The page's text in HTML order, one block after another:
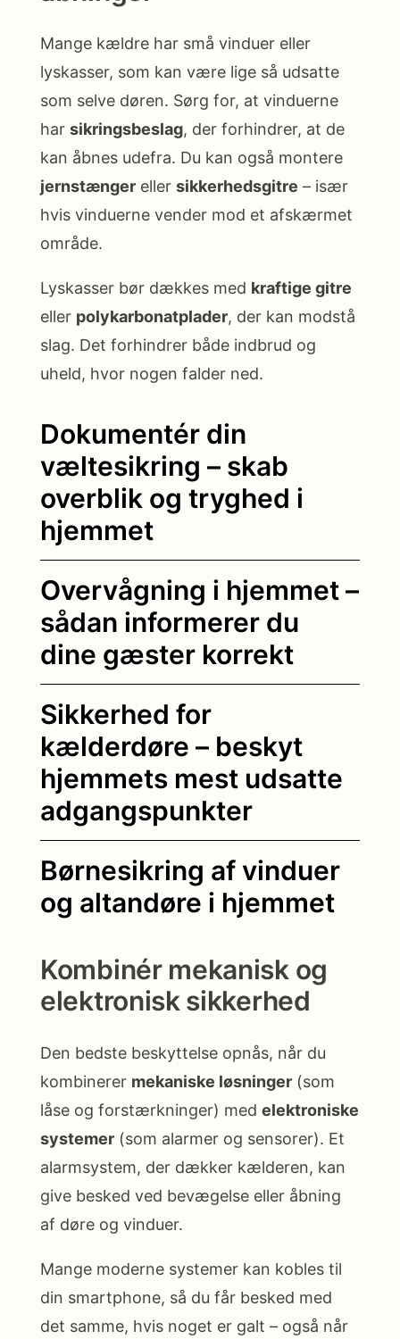
Mange kældre har små vinduer eller
lyskasser, som kan være lige så udsatte
som selve døren. Sørg for, at vinduerne
har sikringsbeslag, der forhindrer, at de
kan åbnes udefra. Du kan også montere
jernstænger eller sikkerhedsgitre – især
hvis vinduerne vender mod et afskærmet
område.
Lyskasser bør dækkes med kraftige gitre
eller polykarbonatplader, der kan modstå
slag. Det forhindrer både indbrud og
uheld, hvor nogen falder ned.
Dokumentér din
væltesikring – skab
overblik og tryghed i
hjemmet
Overvågning i hjemmet –
sådan informerer du
dine gæster korrekt
Sikkerhed for
kælderdøre – beskyt
hjemmets mest udsatte
adgangspunkter
Børnesikring af vinduer
og altandøre i hjemmet
Kombinér mekanisk og
elektronisk sikkerhed
Den bedste beskyttelse opnås, når du
kombinerer mekaniske løsninger (som
låse og forstærkninger) med elektroniske
systemer (som alarmer og sensorer). Et
alarmsystem, der dækker kælderen, kan
give besked ved bevægelse eller åbning
af døre og vinduer.
Mange moderne systemer kan kobles til
din smartphone, så du får besked med
det samme, hvis noget er galt – også når